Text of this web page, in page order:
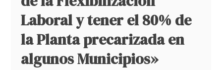
Laboral y tener el 80% de
la Planta precarizada en
algunos Municipios»